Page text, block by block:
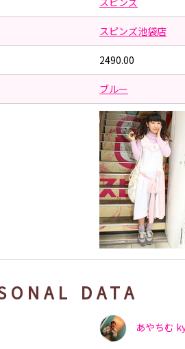
スピンズ池袋店
2490.00
ブルー
DATA
あやちむ